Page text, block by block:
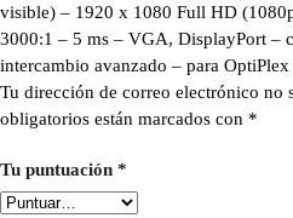
visible) – 1920 x 1080 Full HD
3000:1 – 5 ms – VGA, DisplayPort –
intercambio avanzado – para
Tu dirección de correo electrónico no
obligatorios están marcados con *
Tu puntuación *